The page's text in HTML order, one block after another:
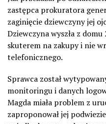
zastępca prokuratora
zaginięcie dziewczyny jej
Dziewczyna wyszła z
skuterem na zakupy i nie
telefonicznego.
Sprawca został
monitoringu i danych
Magda miała problem z
zaproponował jej